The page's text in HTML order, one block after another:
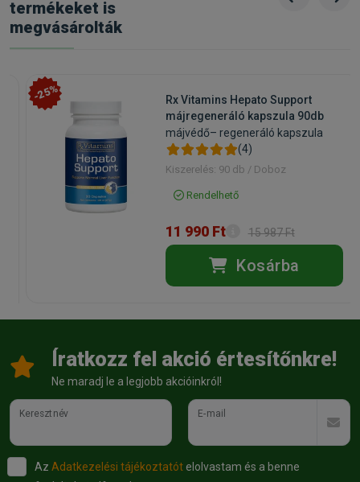
termékeket is
megvásárolták
-25%
Rx Vitamins Hepato Support
májregeneráló kapszula 90db
májvédő– regeneráló kapszula
(4)
Kiszerelés: 90 db / Doboz
Rendelhető
11 990 Ft 15 987 Ft
Kosárba
Íratkozz fel akció értesítőnkre!
Ne maradj le a legjobb akcióinkról!
Keresztnév E-mail
Az Adatkezelési tájékoztatót elolvastam és a benne